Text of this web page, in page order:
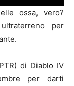
ossa, vero?
per
di Diablo IV
per darti